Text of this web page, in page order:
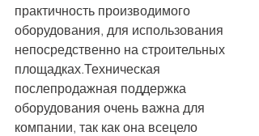
практичность производимого
оборудования, для использования
непосредственно на строительных
площадках.Техническая
послепродажная поддержка
оборудования очень важна для
компании, так как она всецело